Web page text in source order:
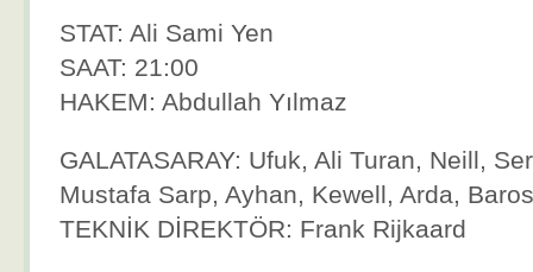
STAT: Ali Sami Yen
SAAT: 21:00
HAKEM: Abdullah Yılmaz
GALATASARAY: Ufuk, Ali Turan, Neill,
Mustafa Sarp, Ayhan, Kewell, Arda, Baros
TEKNİK DİREKTÖR: Frank Rijkaard